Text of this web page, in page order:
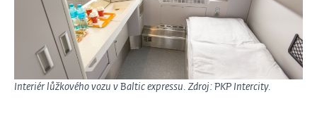
Interiér lůžkového vozu v Baltic expressu. Zdroj: PKP Intercity.